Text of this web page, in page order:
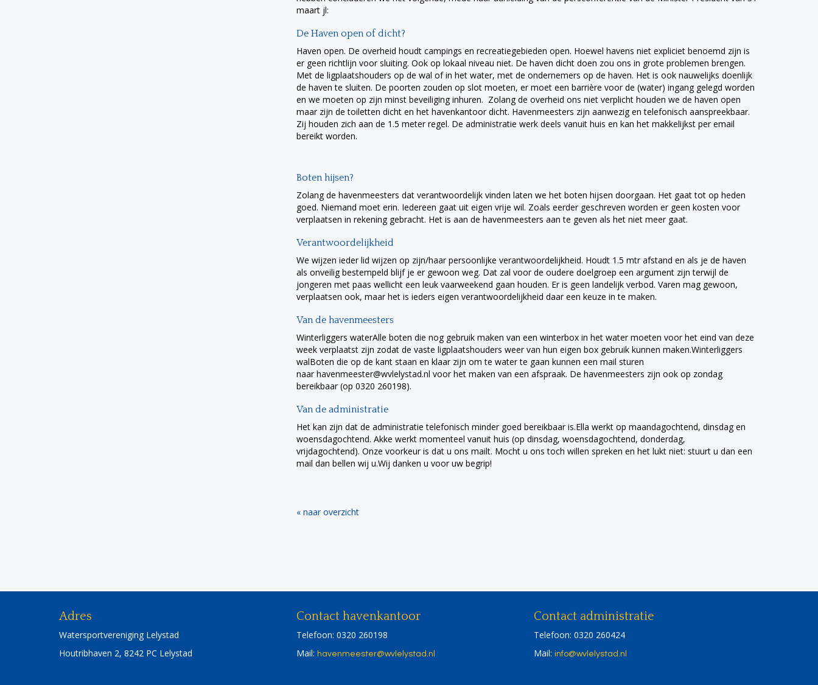
maart jl:
De Haven open of dicht?
Haven open. De overheid houdt campings en recreatiegebieden open. Hoewel havens niet expliciet benoemd zijn is
er geen richtlijn voor sluiting. Ook op lokaal niveau niet. De haven dicht doen zou ons in grote problemen brengen.
Met de ligplaatshouders op de wal of in het water, met de ondernemers op de haven. Het is ook nauwelijks doenlijk
de haven te sluiten. De poorten zouden op slot moeten, er moet een barrière voor de (water) ingang gelegd worden
en we moeten op zijn minst beveiliging inhuren. Zolang de overheid ons niet verplicht houden we de haven open
maar zijn de toiletten dicht en het havenkantoor dicht. Havenmeesters zijn aanwezig en telefonisch aanspreekbaar.
Zij houden zich aan de 1.5 meter regel. De administratie werk deels vanuit huis en kan het makkelijkst per email
bereikt worden.
Boten hijsen?
Zolang de havenmeesters dat verantwoordelijk vinden laten we het boten hijsen doorgaan. Het gaat tot op heden
goed. Niemand moet erin. Iedereen gaat uit eigen vrije wil. Zoals eerder geschreven worden er geen kosten voor
verplaatsen in rekening gebracht. Het is aan de havenmeesters aan te geven als het niet meer gaat.
Verantwoordelijkheid
We wijzen ieder lid wijzen op zijn/haar persoonlijke verantwoordelijkheid. Houdt 1.5 mtr afstand en als je de haven
als onveilig bestempeld blijf je er gewoon weg. Dat zal voor de oudere doelgroep een argument zijn terwijl de
jongeren met paas wellicht een leuk vaarweekend gaan houden. Er is geen landelijk verbod. Varen mag gewoon,
verplaatsen ook, maar het is ieders eigen verantwoordelijkheid daar een keuze in te maken.
Van de havenmeesters
Winterliggers waterAlle boten die nog gebruik maken van een winterbox in het water moeten voor het eind van deze
week verplaatst zijn zodat de vaste ligplaatshouders weer van hun eigen box gebruik kunnen maken.Winterliggers
walBoten die op de kant staan en klaar zijn om te water te gaan kunnen een mail sturen
naarretseemnevah@wvlelystad.nl voor het maken van een afspraak. De havenmeesters zijn ook op zondag
bereikbaar (op 0320 260198).
Van de administratie
Het kan zijn dat de administratie telefonisch minder goed bereikbaar is.Ella werkt op maandagochtend, dinsdag en
woensdagochtend. Akke werkt momenteel vanuit huis (op dinsdag, woensdagochtend, donderdag,
vrijdagochtend). Onze voorkeur is dat u ons mailt. Mocht u ons toch willen spreken en het lukt niet: stuurt u dan een
mail dan bellen wij u.Wij danken u voor uw begrip!
« naar overzicht
Adres
Watersportvereniging Lelystad
Houtribhaven 2, 8242 PC Lelystad
Contact havenkantoor
Telefoon: 0320 260198
Mail: retseemnevah@wvlelystad.nl
Contact administratie
Telefoon: 0320 260424
Mail: ofni@wvlelystad.nl